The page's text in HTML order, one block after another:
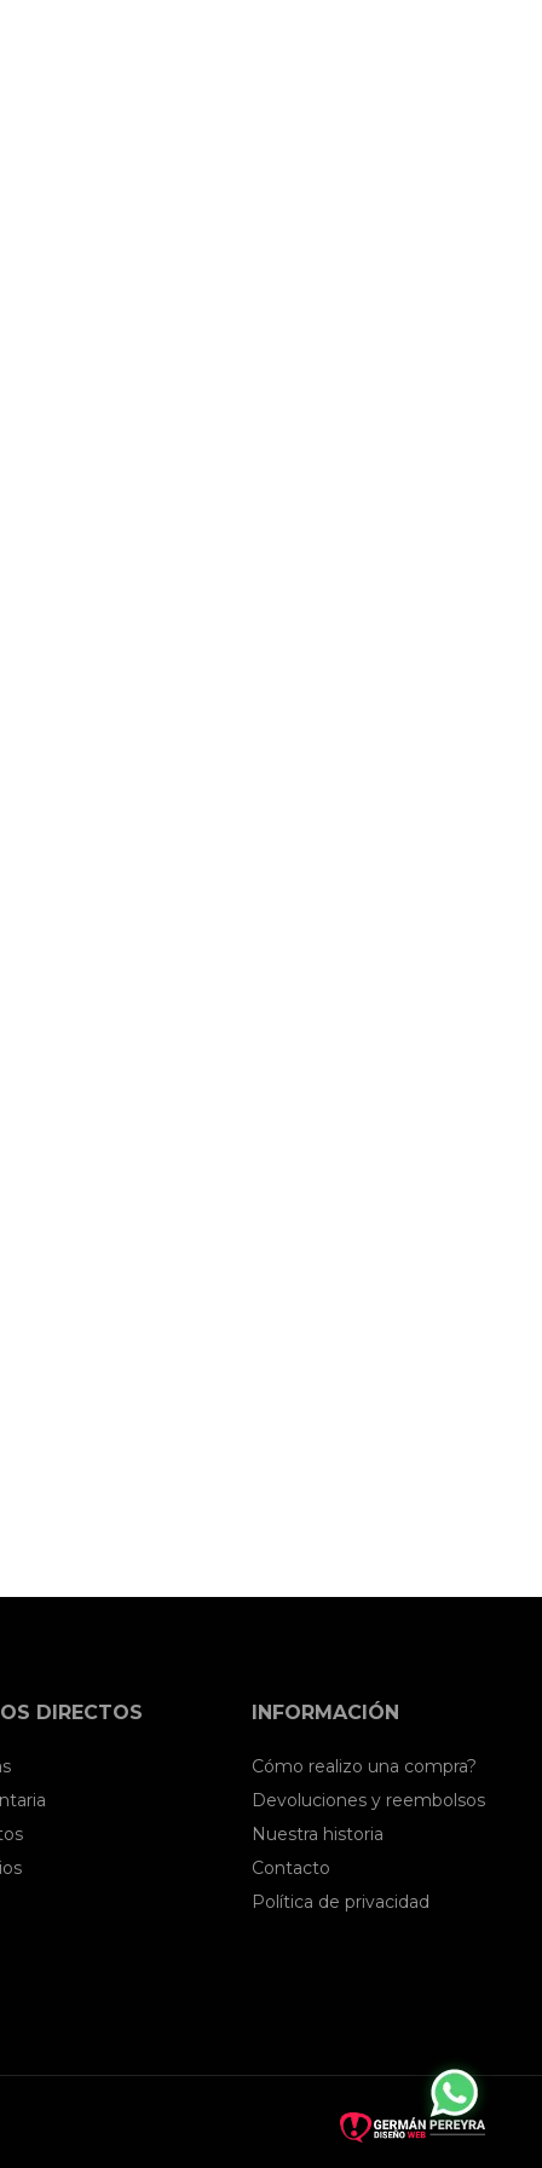
DIRECTOS INFORMACIÓN
Cómo realizo una compra?
Devoluciones y reembolsos
Nuestra historia
Contacto
Política de privacidad